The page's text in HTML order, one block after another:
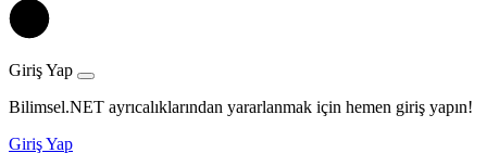
Giriş Yap
Bilimsel.NET ayrıcalıklarından yararlanmak için hemen giriş yapın!
Giriş Yap